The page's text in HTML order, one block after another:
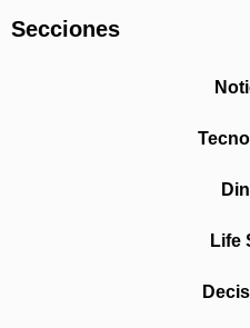
Secciones
Life